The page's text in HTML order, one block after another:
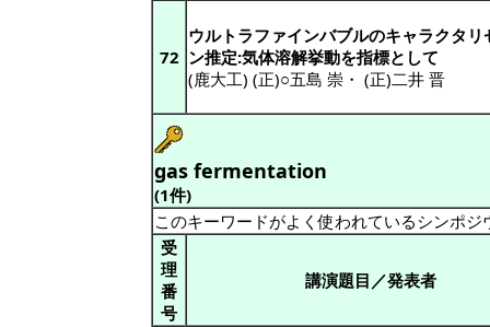
72
ウルトラファインバブルのキャラクタリ
ン推定:気体溶解挙動を指標として
(鹿大工) (正)○五島 崇 ・ (正)二井 晋
gas fermentation
(1件)
このキーワードがよく使われているシンポ
受
理
番
号
講演題目／発表者